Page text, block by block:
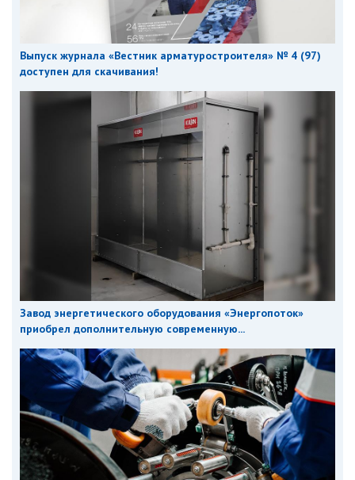
Выпуск журнала «Вестник арматуростроителя» № 4 (97)
доступен для скачивания!
Завод энергетического оборудования «Энергопоток»
приобрел дополнительную современную...